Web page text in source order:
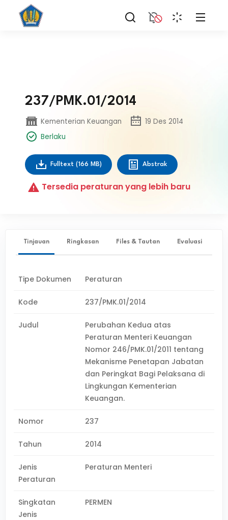
237/PMK.01/2014
Kementerian Keuangan
19 Des 2014
Berlaku
Fulltext (166 MB) Abstrak
Tersedia peraturan yang lebih baru
Tinjauan Ringkasan Files & Tautan Evaluasi
Tipe Dokumen Peraturan
Kode 237/PMK.01/2014
Judul
Perubahan Kedua atas
Peraturan Menteri Keuangan
Nomor 246/PMK.01/2011 tentang
Mekanisme Penetapan Jabatan
dan Peringkat Bagi Pelaksana di
Lingkungan Kementerian
Keuangan.
Nomor 237
Tahun 2014
Jenis
Peraturan
Peraturan Menteri
Singkatan
Jenis
PERMEN